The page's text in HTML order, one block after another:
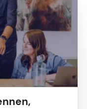
wartet
nicht